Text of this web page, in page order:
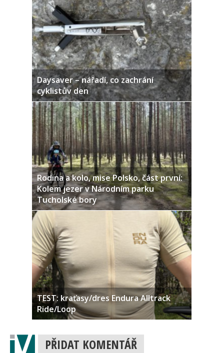
Daysaver – nářadí, co zachrání
cyklistův den
Rodina a kolo, mise Polsko, část první:
Kolem jezer v Národním parku
Tucholské bory
TEST: kraťasy/dres Endura Alltrack
Ride/Loop
PŘIDAT KOMENTÁŘ